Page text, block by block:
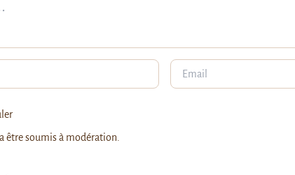
être soumis à modération.